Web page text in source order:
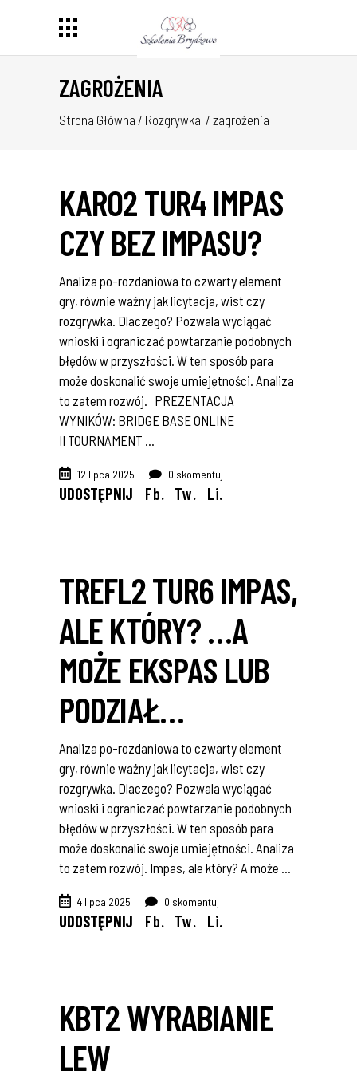
ZAGROŻENIA
Strona Główna / Rozgrywka / zagrożenia
KARO2 TUR4 IMPAS
CZY BEZ IMPASU?
Analiza po-rozdaniowa to czwarty element
gry, równie ważny jak licytacja, wist czy
rozgrywka. Dlaczego? Pozwala wyciągać
wnioski i ograniczać powtarzanie podobnych
błędów w przyszłości. W ten sposób para
może doskonalić swoje umiejętności. Analiza
to zatem rozwój. PREZENTACJA
WYNIKÓW: BRIDGE BASE ONLINE
II TOURNAMENT
12 lipca 2025 0 skomentuj
UDOSTĘPNIJ Fb. Tw. Li.
TREFL2 TUR6 IMPAS,
ALE KTÓRY? …A
MOŻE EKSPAS LUB
PODZIAŁ…
Analiza po-rozdaniowa to czwarty element
gry, równie ważny jak licytacja, wist czy
rozgrywka. Dlaczego? Pozwala wyciągać
wnioski i ograniczać powtarzanie podobnych
błędów w przyszłości. W ten sposób para
może doskonalić swoje umiejętności. Analiza
to zatem rozwój. Impas, ale który? A może
4 lipca 2025 0 skomentuj
UDOSTĘPNIJ Fb. Tw. Li.
KBT2 WYRABIANIE
LEW